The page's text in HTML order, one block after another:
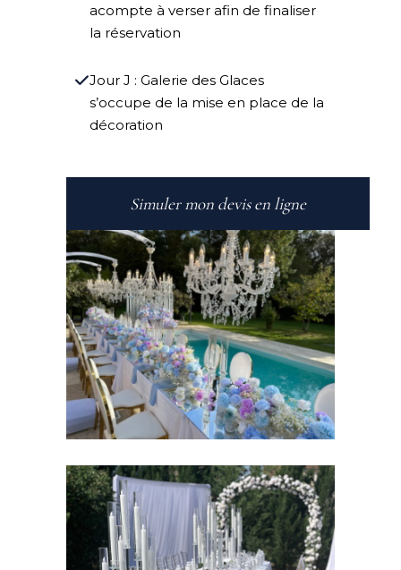
acompte à verser afin de finaliser
la réservation
Jour J : Galerie des Glaces
s’occupe de la mise en place de la
décoration
Simuler mon devis en ligne